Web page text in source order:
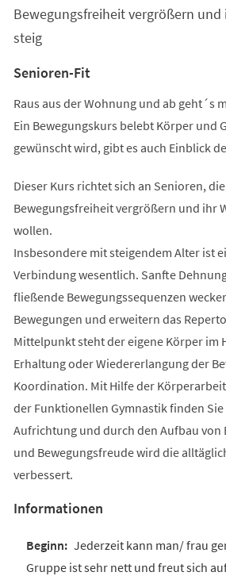
Bewegungsfreiheit vergrößern
steig
Senioren-Fit
Raus aus der Wohnung und ab geht´s
Ein Bewegungskurs belebt Körper und
gewünscht wird, gibt es auch Einblick
Dieser Kurs richtet sich an Senioren,
Bewegungsfreiheit vergrößern und ihr
wollen.
Insbesondere mit steigendem Alter ist
Verbindung wesentlich. Sanfte
fließende Bewegungssequenzen
Bewegungen und erweitern das
Mittelpunkt steht der eigene Körper im
Erhaltung oder Wiedererlangung der
Koordination. Mit Hilfe der
der Funktionellen Gymnastik finden
Aufrichtung und durch den Aufbau von
und Bewegungsfreude wird die
verbessert.
Informationen
Jederzeit kann man/ frau
Gruppe ist sehr nett und freut sich